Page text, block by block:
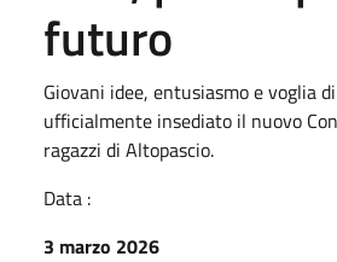
futuro
Giovani idee, entusiasmo e voglia
ufficialmente insediato il nuovo
ragazzi di Altopascio.
Data :
3 marzo 2026